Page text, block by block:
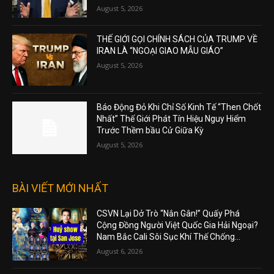
August 5, 2026
THẾ GIỚI GỌI CHÍNH SÁCH CỦA TRUMP VỀ
IRAN LÀ “NGOẠI GIAO MẪU GIÁO”
August 5, 2026
Báo Động Đỏ Khi Chỉ Số Kinh Tế “Then Chốt
Nhất” Thế Giới Phát Tín Hiệu Nguy Hiểm
Trước Thềm bầu Cử Giữa Kỳ
August 5, 2026
BÀI VIẾT MỚI NHẤT
CSVN Lại Dở Trò “Nắn Gân!” Quấy Phá
Cộng Đồng Người Việt Quốc Gia Hải Ngoại?
Nam Bắc Cali Sôi Sục Khí Thế Chống...
August 6, 2026